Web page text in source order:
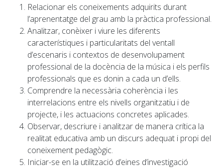
Relacionar els coneixements adquirits durant
l’aprenentatge del grau amb la pràctica professional.
Analitzar, conèixer i viure les diferents
característiques i particularitats del ventall
d’escenaris i contextos de desenvolupament
professional de la docència de la música i els perfils
professionals que es donin a cada un d’ells.
Comprendre la necessària coherència i les
interrelacions entre els nivells organitzatiu i de
projecte, i les actuacions concretes aplicades.
Observar, descriure i analitzar de manera crítica la
realitat educativa amb un discurs adequat i propi del
coneixement pedagògic.
Iniciar-se en la utilització d’eines d’investigació